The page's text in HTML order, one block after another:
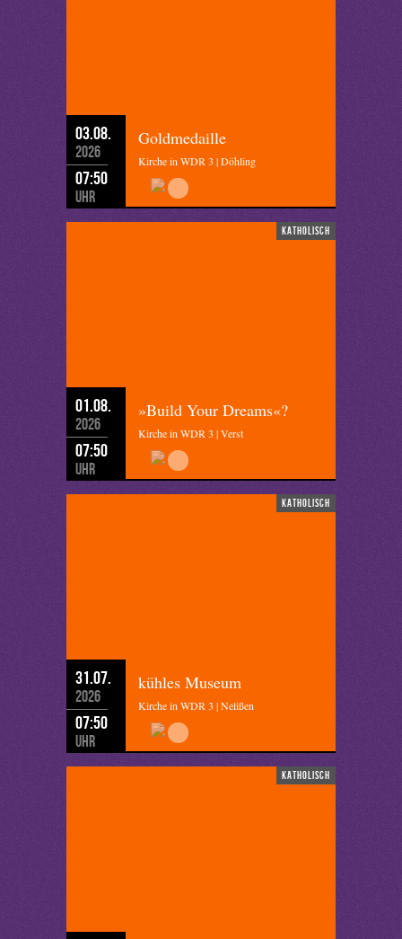
03.08.
2026
07:50
Uhr
Goldmedaille
Kirche in WDR 3 | Döhling
katholisch
01.08.
2026
07:50
Uhr
»Build Your Dreams«?
Kirche in WDR 3 | Verst
katholisch
31.07.
2026
07:50
Uhr
kühles Museum
Kirche in WDR 3 | Nelißen
katholisch